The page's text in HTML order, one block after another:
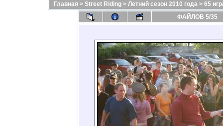
Главная > Street Riding> Летний сезон 2010 года> 65
ФАЙЛОВ 5/35